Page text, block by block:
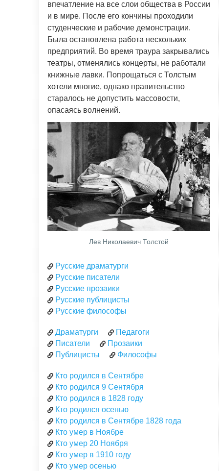
впечатление на все слои общества в России
и в мире. После его кончины проходили
студенческие и рабочие демонстрации.
Была остановлена работа нескольких
предприятий. Во время траура закрывались
театры, отменялись концерты, не работали
книжные лавки. Попрощаться с Толстым
хотели многие, однако правительство
старалось не допустить массовости,
опасаясь волнений.
Лев Николаевич Толстой
Русские драматурги
Русские писатели
Русские прозаики
Русские публицисты
Русские философы
Драматурги
Педагоги
Писатели
Прозаики
Публицисты
Философы
Кто родился в Сентябре
Кто родился 9 Сентября
Кто родился в 1828 году
Кто родился осенью
Кто родился в Сентябре 1828 года
Кто умер в Ноябре
Кто умер 20 Ноября
Кто умер в 1910 году
Кто умер осенью